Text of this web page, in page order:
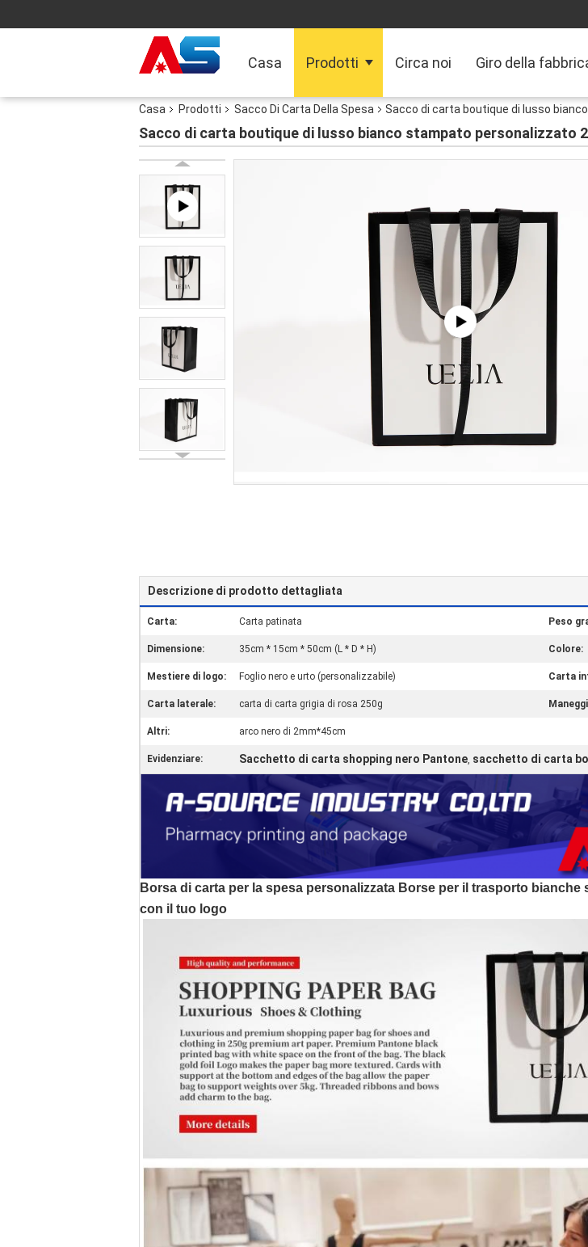
Casa Prodotti Circa noi Giro della
Casa Prodotti Sacco Di Carta Della Spesa Sacco di carta boutique di lusso
Sacco di carta boutique di lusso bianco stampato personalizzato
Descrizione di prodotto dettagliata
Carta: Carta patinata Peso
Dimensione: 35cm * 15cm * 50cm (L * D * H) Colore:
Mestiere di logo: Foglio nero e urto (personalizzabile) Carta
Carta laterale: carta di carta grigia di rosa 250g
Altri: arco nero di 2mm*45cm
Evidenziare: Sacchetto di carta shopping nero Pantone, sacchetto di carta
Borsa di carta per la spesa personalizzata Borse per il trasporto
con il tuo logo